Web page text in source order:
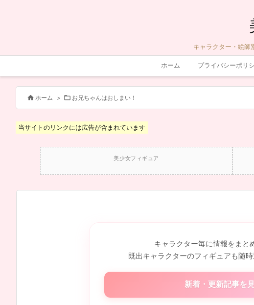
キャラクター・絵師
ホーム プライバシーポリ
 ホーム >  お兄ちゃんはおしまい！
当サイトのリンクには広告が含まれています
美少女フィギュア
キャラクター毎に情報をまと
既出キャラクターのフィギュアも随
新着・更新記事を